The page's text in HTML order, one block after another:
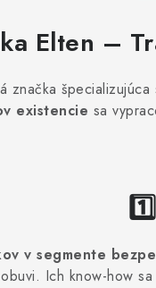
Elten –
značka
existencie sa
v segmente
Ich know-how